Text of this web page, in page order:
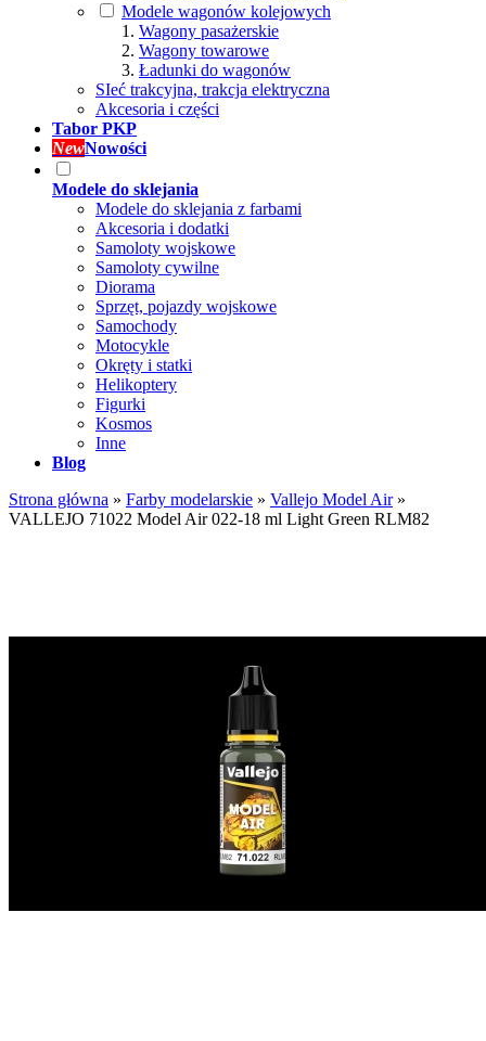
Modele wagonów kolejowych
Wagony pasażerskie
Wagony towarowe
Ładunki do wagonów
SIeć trakcyjna, trakcja elektryczna
Akcesoria i części
Tabor PKP
NewNowości
Modele do sklejania
Modele do sklejania z farbami
Akcesoria i dodatki
Samoloty wojskowe
Samoloty cywilne
Diorama
Sprzęt, pojazdy wojskowe
Samochody
Motocykle
Okręty i statki
Helikoptery
Figurki
Kosmos
Inne
Blog
Strona główna » Farby modelarskie » Vallejo Model Air»
VALLEJO 71022 Model Air 022-18 ml Light Green RLM82